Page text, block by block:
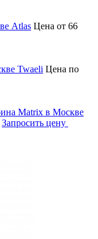
Atlas Цена от 66
Twaeli Цена по
Запросить цену